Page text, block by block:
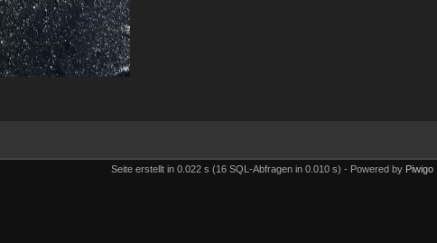
Seite erstellt in 0.022 s (16 SQL-Abfragen in 0.010 s) - Powered by Piwigo